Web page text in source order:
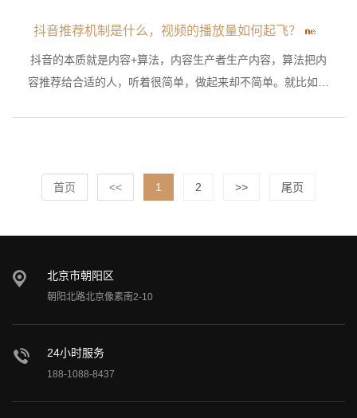
抖音推荐机制是什么，视频的播放量如何起飞？
抖音的本质就是内容+算法，内容生产者生产内容，算法把内
容推荐给合适的人，听着很简单，做起来却不简单。就比如说
首页 << 1 2 >> 尾页
北京市朝阳区
朝阳北路北京像素南2-10
24小时服务
188-1088-8437